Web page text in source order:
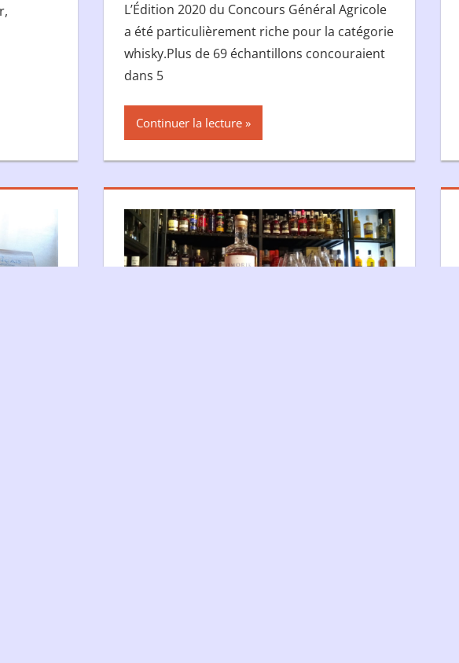
L’Édition 2020 du Concours Général Agricole
a été particulièrement riche pour la catégorie
whisky.Plus de 69 échantillons concouraient
dans 5
Continuer la lecture